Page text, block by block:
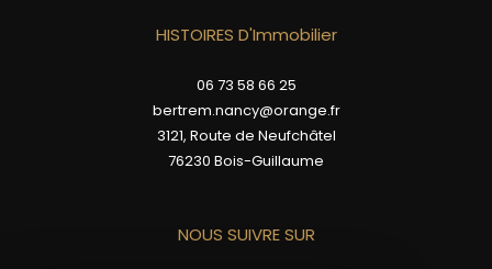
HISTOIRES D'Immobilier
06 73 58 66 25
bertrem.nancy@orange.fr
3121, Route de Neufchâtel
76230
Bois-Guillaume
NOUS SUIVRE SUR